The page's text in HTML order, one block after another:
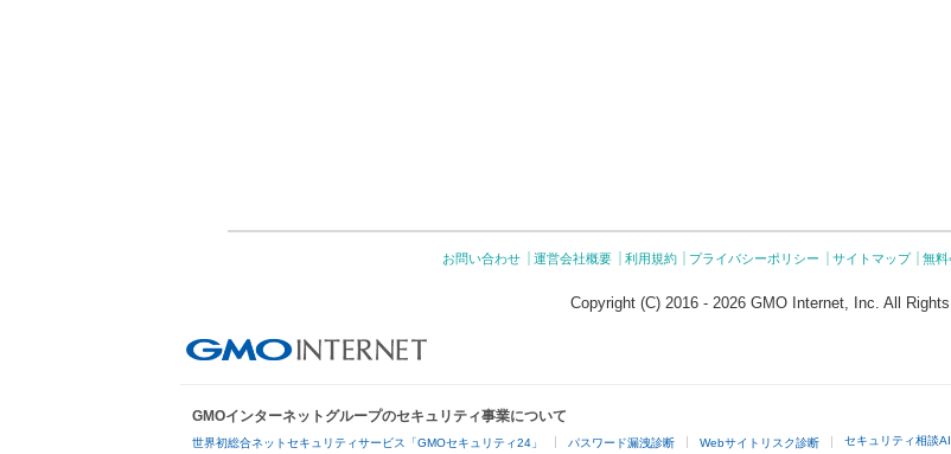
お問い合わせ 運営会社概要 利用規約 プライバシーポリシー サイトマップ 無
Copyright (C) 2016 - 2026 GMO Internet, Inc. All
GMOインターネットグループのセキュリティ事業について
世界初総合ネットセキュリティサービス「GMOセキュリティ24」 パスワード漏洩診断 Webサイトリスク診断 セキュリティ相談